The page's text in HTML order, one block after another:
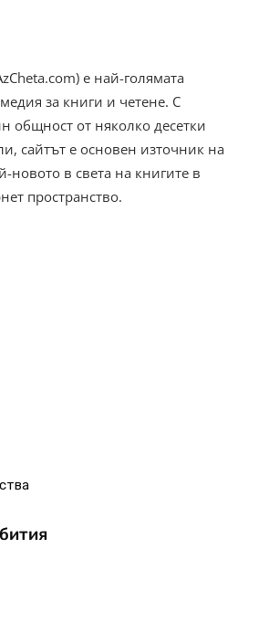
е най-голямата
за книги и четене. С
общност от няколко десетки
сайтът е основен източник на
новото в света на книгите в
пространство.